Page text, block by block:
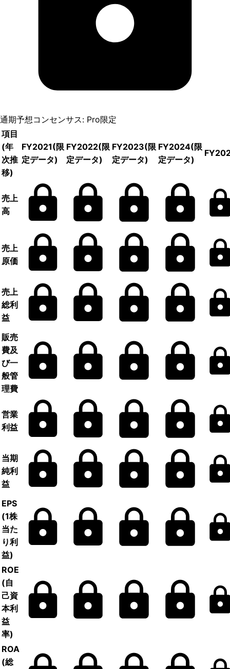
通期予想コンセンサス: Pro限定
項目
(年
次推
移)
FY2021(限
定データ)
FY2022(限
定データ)
FY2023(限
定データ)
FY2024(限
定データ)
売上
高
売上
原価
売上
総利
益
販売
費及
び一
般管
理費
営業
利益
当期
純利
益
EPS
(1株
当た
り利
益)
ROE
(自
己資
本利
益
率)
ROA
(総